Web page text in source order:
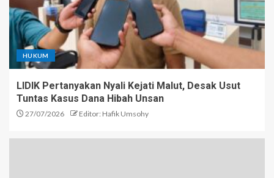
HUKUM
LIDIK Pertanyakan Nyali Kejati Malut, Desak Usut
Tuntas Kasus Dana Hibah Unsan
27/07/2026 Editor: Hafik Umsohy